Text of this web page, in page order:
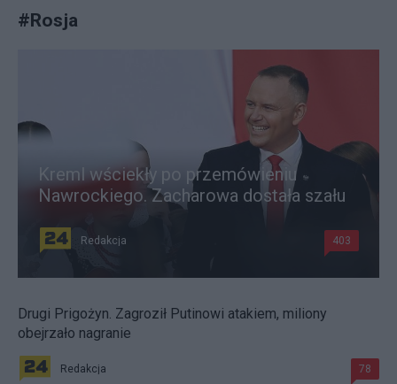
#Rosja
Kreml wściekły po przemówieniu
Nawrockiego. Zacharowa dostała szału
Redakcja 403
Drugi Prigożyn. Zagroził Putinowi atakiem, miliony
obejrzało nagranie
Redakcja 78